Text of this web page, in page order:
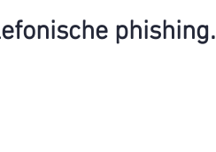
phishing.